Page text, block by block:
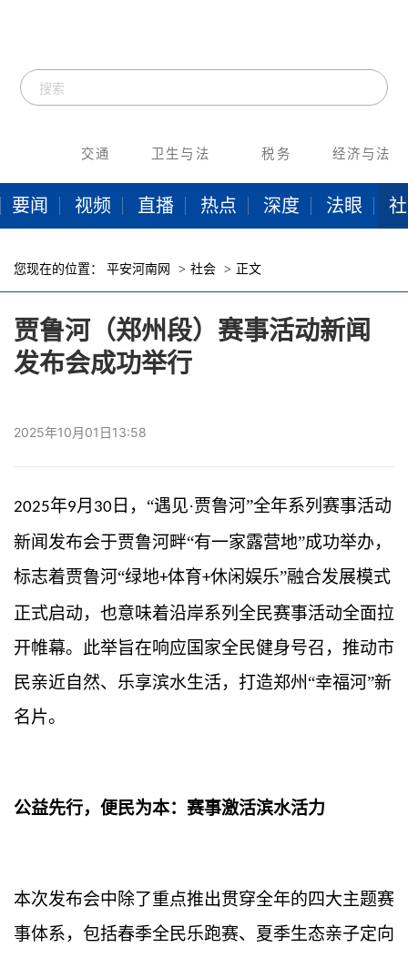
交通 卫生与法 税务 经济与法
要闻 视频 直播 热点 深度 法眼
您现在的位置： 平安河南网 社会 正文
贾鲁河（郑州段）赛事活动新闻
发布会成功举行
2025年10月01日13:58
2025年9月 30 日，“遇见·贾鲁河”全年系列赛事活动
新闻发布会于贾鲁河畔“有一家露营地”成功举办，
标志着贾鲁河“绿地+体育+休闲娱乐”融合发展模式
正式启动，也意味着沿岸系列全民赛事活动全面拉
开帷幕。此举旨在响应国家全民健身号召，推动市
民亲近自然、乐享滨水生活，打造郑州“幸福河”新
名片。
公益先行，便民为本：赛事激活滨水活力
本次发布会中除了重点推出贯穿全年的四大主题赛
事体系，包括春季全民乐跑赛、夏季生态亲子定向